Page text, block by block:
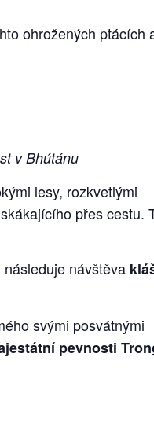
ohrožených ptácích
v Bhútánu
lesy, rozkvetlými
přes cestu.
návštěva
svými posvátnými
pevnosti